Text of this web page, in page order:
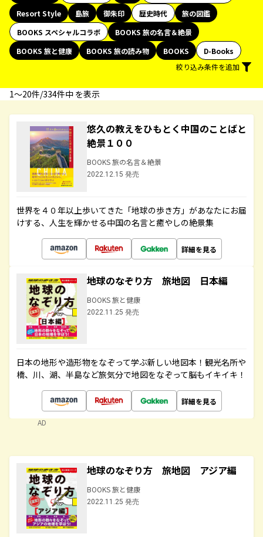
Resort Style
島旅 御朱印 歴史時代
旅の図鑑
BOOKS スペシャルコラボ
BOOKS 旅の名言＆絶景
BOOKS 旅と健康
BOOKS 旅の読み物 BOOKS
D-Books
絞り込み条件を追加
1〜20件/334件中 を表示
悠久の教えをひもとく中国のことばと
絶景１００
BOOKS 旅の名言＆絶景
2022.12.15 発売
世界を４０年以上歩いてきた「地球の歩き方」があなたにお届
けする、人生を輝かせる中国の名言と癒やしの絶景集
詳細を見る
地球のなぞり方 旅地図 日本編
BOOKS 旅と健康
2022.11.25 発売
日本の地形や造形物をなぞって学ぶ新しい地図本！観光名所や
橋、川、湖、半島など旅気分で地図をなぞって脳もイキイキ！
詳細を見る
AD
地球のなぞり方 旅地図 アジア編
BOOKS 旅と健康
2022.11.25 発売